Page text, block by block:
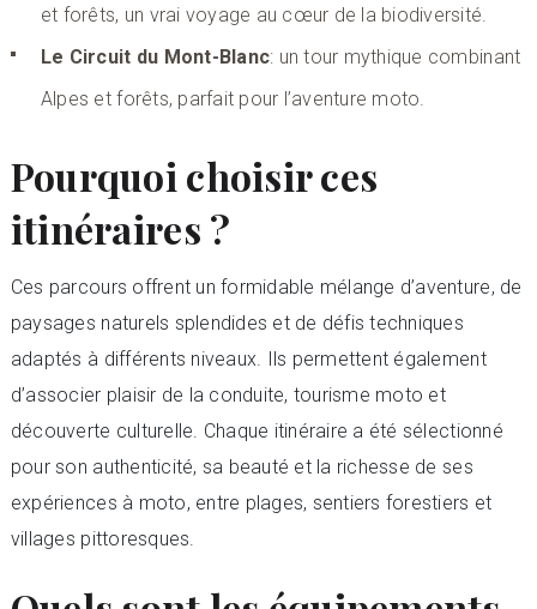
et forêts, un vrai voyage au cœur de la biodiversité.
Le Circuit du Mont-Blanc: un tour mythique combinant
Alpes et forêts, parfait pour l’aventure moto.
Pourquoi choisir ces
itinéraires ?
Ces parcours offrent un formidable mélange d’aventure, de
paysages naturels splendides et de défis techniques
adaptés à différents niveaux. Ils permettent également
d’associer plaisir de la conduite, tourisme moto et
découverte culturelle. Chaque itinéraire a été sélectionné
pour son authenticité, sa beauté et la richesse de ses
expériences à moto, entre plages, sentiers forestiers et
villages pittoresques.